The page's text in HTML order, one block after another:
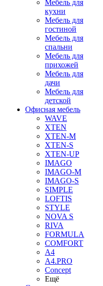
Мебель для
кухни
Мебель для
гостиной
Мебель для
спальни
Мебель для
прихожей
Мебель для
дачи
Мебель для
детской
Офисная мебель
WAVE
XTEN
XTEN-M
XTEN-S
XTEN-UP
IMAGO
IMAGO-M
IMAGO-S
SIMPLE
LOFTIS
STYLE
NOVA S
RIVA
FORMULA
COMFORT
A4
A4.PRO
Concept
Ещё